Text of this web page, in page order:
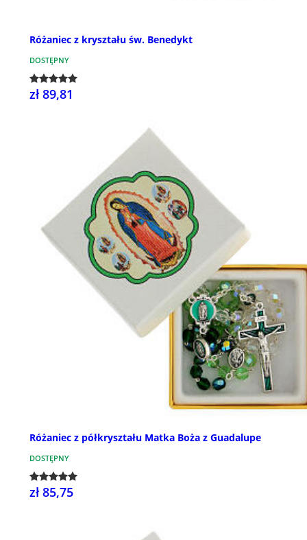
Różaniec z kryształu św. Benedykt
DOSTĘPNY
zł 89,81
Różaniec z półkryształu Matka Boża z Guadalupe
DOSTĘPNY
zł 85,75